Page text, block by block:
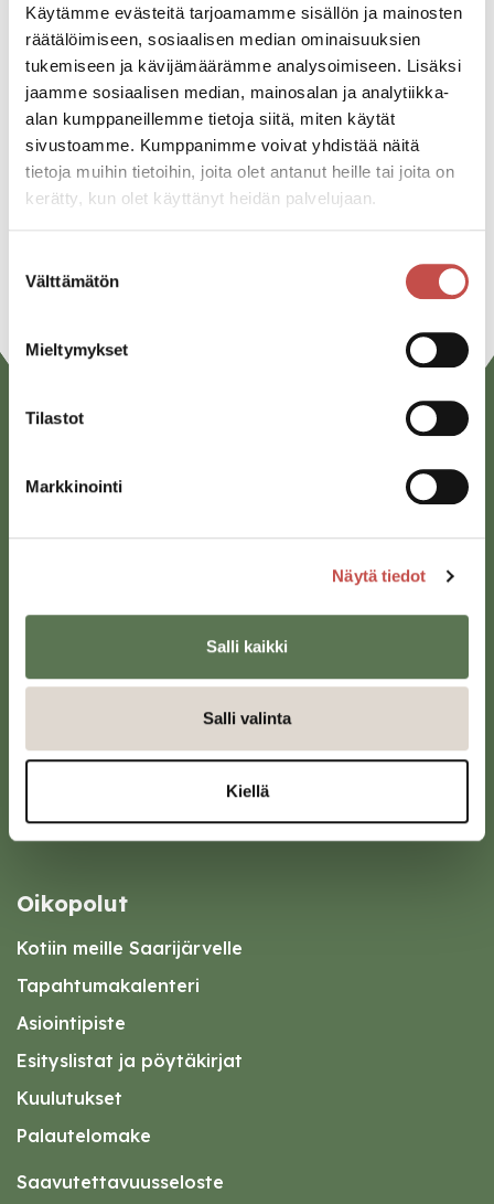
Käytämme evästeitä tarjoamamme sisällön ja mainosten
räätälöimiseen, sosiaalisen median ominaisuuksien
tukemiseen ja kävijämäärämme analysoimiseen. Lisäksi
jaamme sosiaalisen median, mainosalan ja analytiikka-
alan kumppaneillemme tietoja siitä, miten käytät
sivustoamme. Kumppanimme voivat yhdistää näitä
tietoja muihin tietoihin, joita olet antanut heille tai joita on
kerätty, kun olet käyttänyt heidän palvelujaan.
valinta
Välttämätön
Mieltymykset
Tilastot
Markkinointi
Näytä tiedot
Salli kaikki
Salli valinta
Kiellä
Jaa tapahtuma:
Facebook
Twitter
Linkedin
Sivulantie 11, PL 13
kirjaamo@saarijarvi.fi
Oikopolut
Kotiin meille Saarijärvelle
Tapahtumakalenteri
Asiointipiste
Esityslistat ja pöytäkirjat
Kuulutukset
Palautelomake
Saavutettavuusseloste